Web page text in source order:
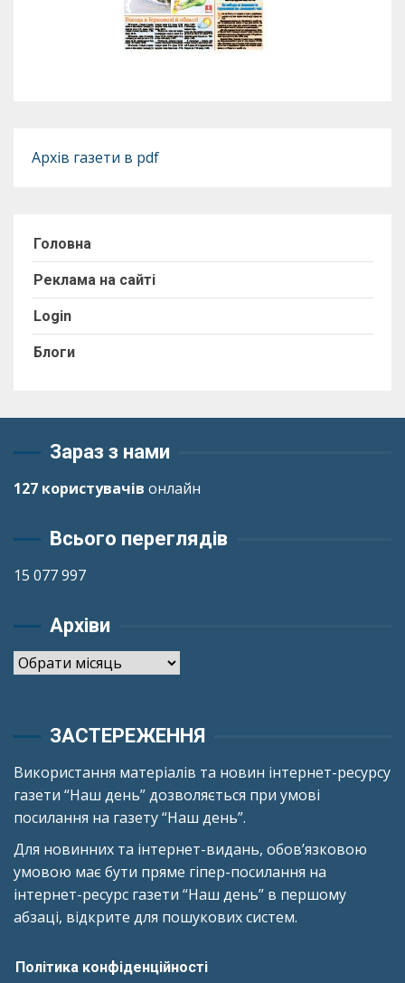
Архів газети в pdf
Головна
Реклама на сайті
Login
Блоги
Зараз з нами
127 користувачів онлайн
Всього переглядів
15 077 997
Архіви
Архіви
ЗАСТЕРЕЖЕННЯ
Використання матеріалів та новин інтернет-ресурсу
газети “Наш день” дозволяється при умові
посилання на газету “Наш день”.
Для новинних та інтернет-видань, обов’язковою
умовою має бути пряме гіпер-посилання на
інтернет-ресурс газети “Наш день” в першому
абзаці, відкрите для пошукових систем.
Політика конфіденційності